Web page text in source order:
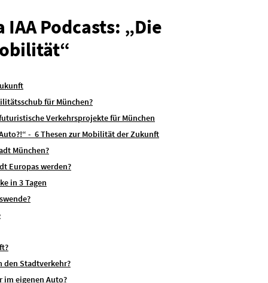
Podcasts: „Die
für München?
Verkehrsprojekte für München
- 6 Thesen zur Mobilität der Zukunft
München?
Europas werden?
in 3 Tagen
den Stadtverkehr?
im eigenen Auto?